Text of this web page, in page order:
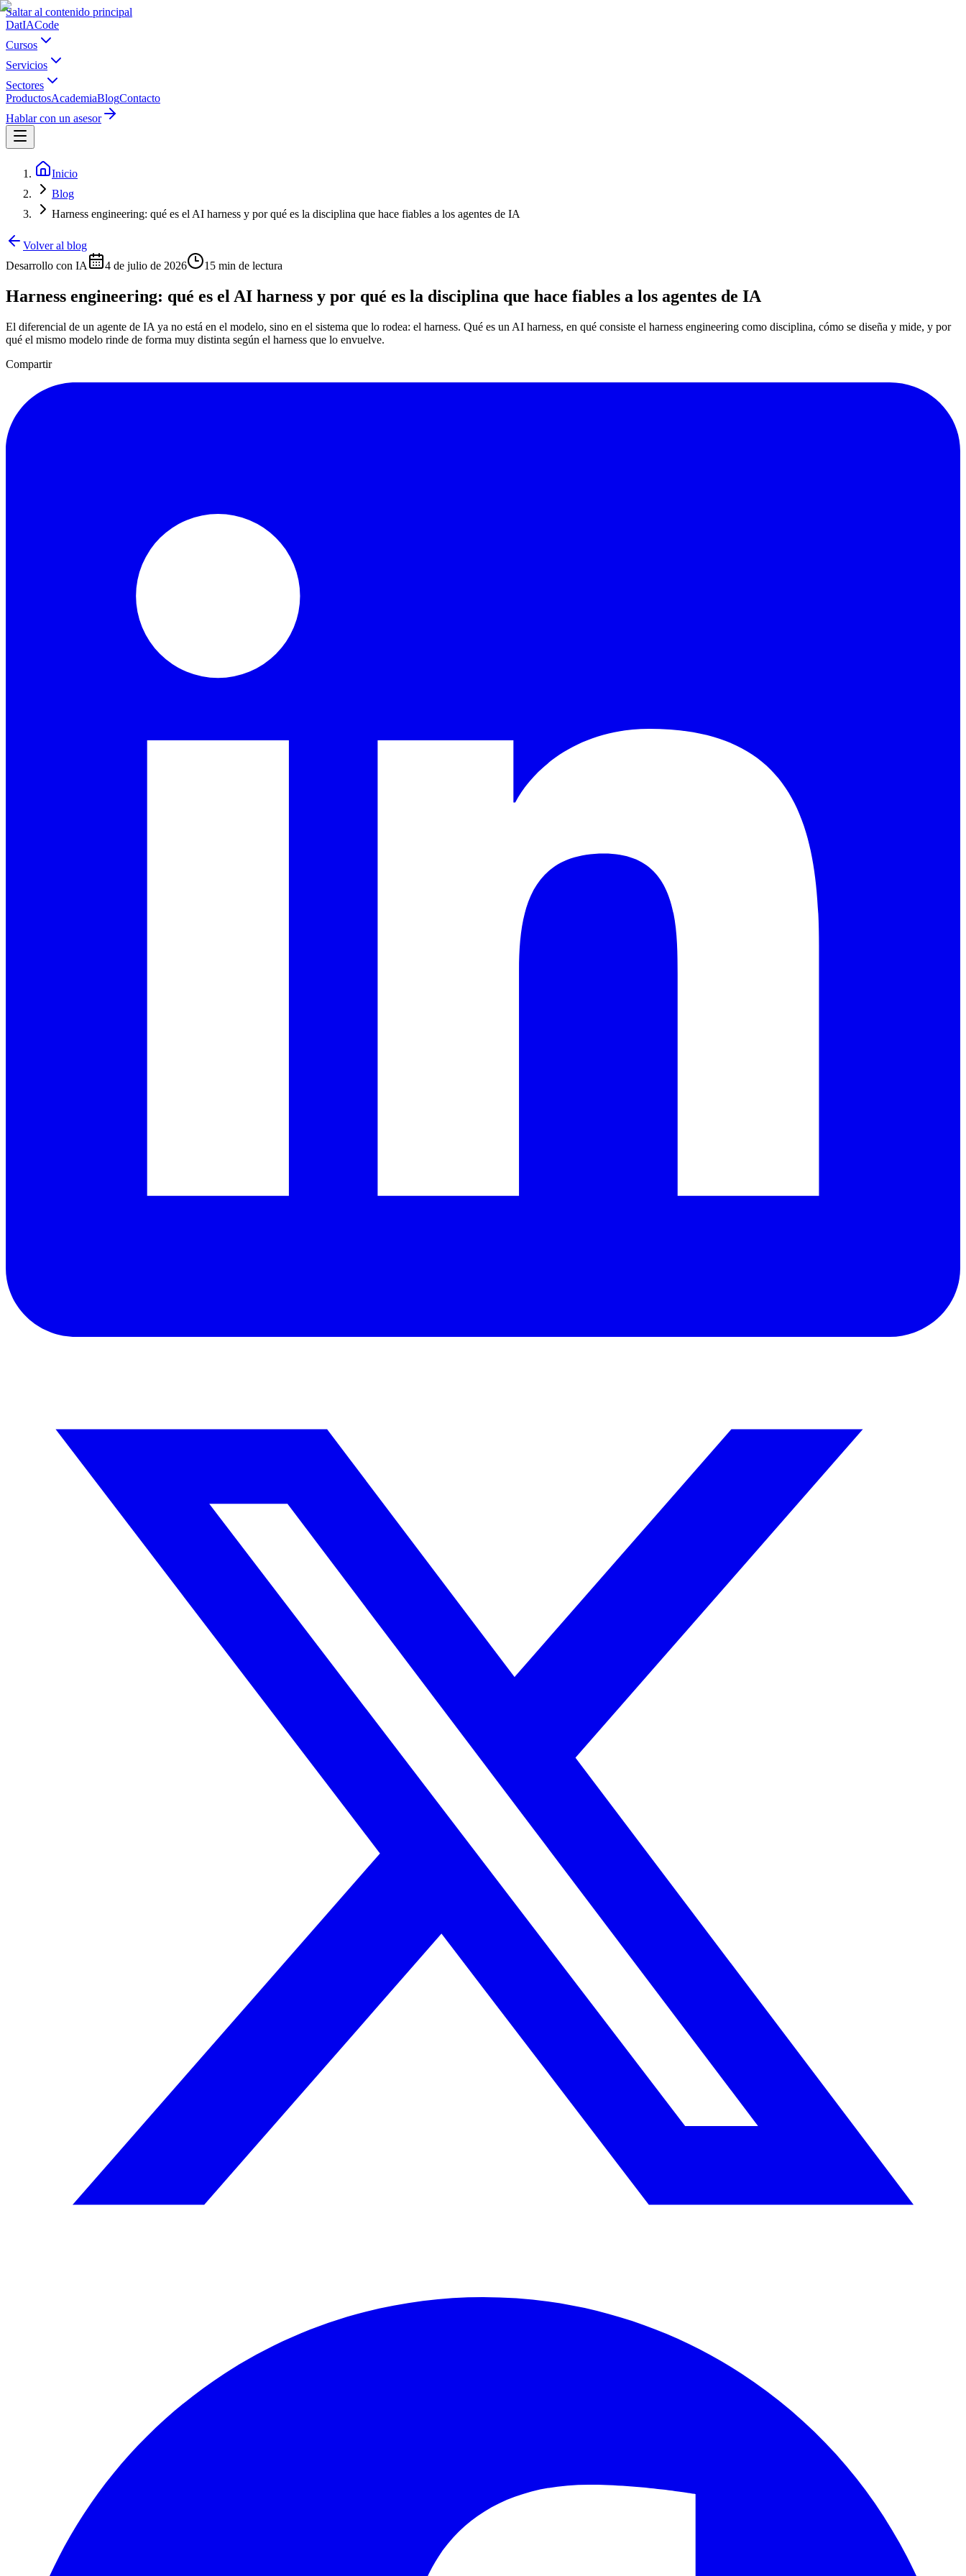
Saltar al contenido principal
DatIACode
Cursos
Servicios
Sectores
ProductosAcademiaBlogContacto
Hablar con un asesor
Inicio
Blog
Harness engineering: qué es el AI harness y por qué es la disciplina que hace fiables a los agentes de IA
Volver al blog
Desarrollo con IA
4 de julio de 2026 15 min de lectura
Harness engineering: qué es el AI harness y por qué es la disciplina que hace fiables a los agentes de IA
El diferencial de un agente de IA ya no está en el modelo, sino en el sistema que lo rodea: el harness. Qué es un AI harness, en qué consiste el harness engineering como disciplina, cómo se diseña y mide, y por
qué el mismo modelo rinde de forma muy distinta según el harness que lo envuelve.
Compartir